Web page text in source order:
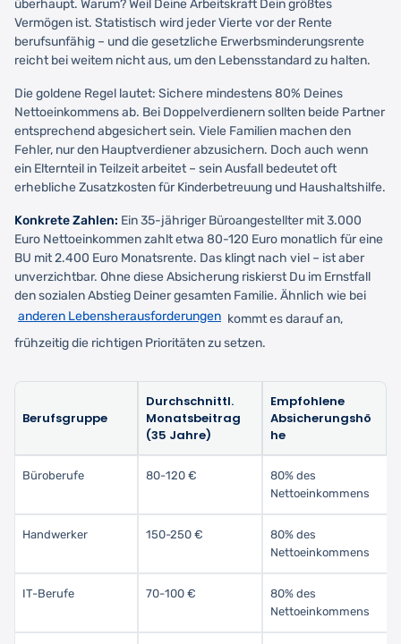
überhaupt. Warum? Weil Deine Arbeitskraft Dein größtes
Vermögen ist. Statistisch wird jeder Vierte vor der Rente
berufsunfähig – und die gesetzliche Erwerbsminderungsrente
reicht bei weitem nicht aus, um den Lebensstandard zu halten.
Die goldene Regel lautet: Sichere mindestens 80% Deines
Nettoeinkommens ab. Bei Doppelverdienern sollten beide Partner
entsprechend abgesichert sein. Viele Familien machen den
Fehler, nur den Hauptverdiener abzusichern. Doch auch wenn
ein Elternteil in Teilzeit arbeitet – sein Ausfall bedeutet oft
erhebliche Zusatzkosten für Kinderbetreuung und Haushaltshilfe.
Konkrete Zahlen: Ein 35-jähriger Büroangestellter mit 3.000
Euro Nettoeinkommen zahlt etwa 80-120 Euro monatlich für eine
BU mit 2.400 Euro Monatsrente. Das klingt nach viel – ist aber
unverzichtbar. Ohne diese Absicherung riskierst Du im Ernstfall
den sozialen Abstieg Deiner gesamten Familie. Ähnlich wie bei
anderen Lebensherausforderungen kommt es darauf an,
frühzeitig die richtigen Prioritäten zu setzen.
Berufsgruppe
Durchschnittl.
Monatsbeitrag
(35 Jahre)
Empfohlene
Absicherungshö
he
Büroberufe 80-120 €
80% des
Nettoeinkommens
Handwerker 150-250 €
80% des
Nettoeinkommens
IT-Berufe 70-100 €
80% des
Nettoeinkommens